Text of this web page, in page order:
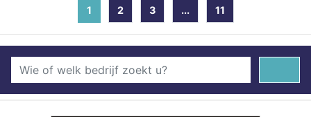
1 (current)
2 3 ... 11